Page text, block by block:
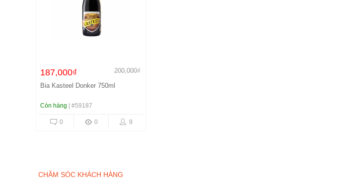
187,000₫
200,000₫
Bia Kasteel Donker 750ml
Còn hàng | #59187
9
0
0
CHĂM SÓC KHÁCH HÀNG